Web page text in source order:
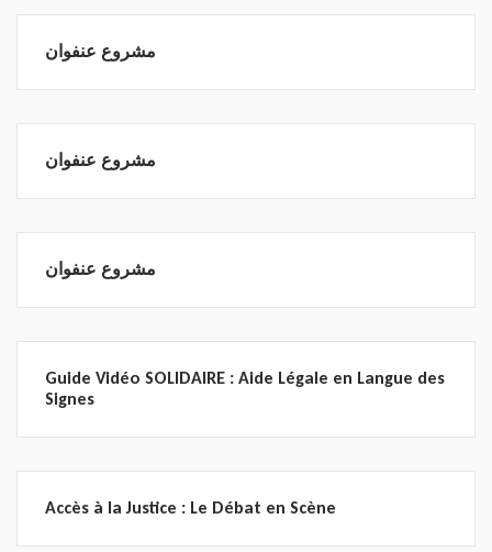
مشروع عنفوان
مشروع عنفوان
مشروع عنفوان
Guide Vidéo SOLIDAIRE : Aide Légale en Langue des
Signes
Accès à la Justice : Le Débat en Scène